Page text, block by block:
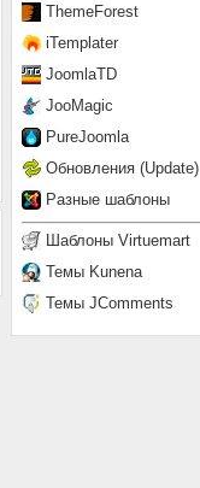
ThemeForest
iTemplater
JoomlaTD
JooMagic
PureJoomla
Обновления (Update)
Разные шаблоны
Шаблоны Virtuemart
Темы Kunena
Темы JComments